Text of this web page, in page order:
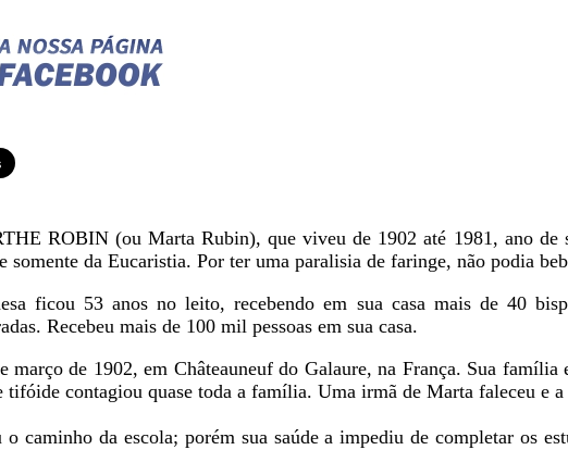
ROBIN (ou Marta Rubin), que viveu de 1902 até 1981, ano de
somente da Eucaristia. Por ter uma paralisia de faringe, não podia
ficou 53 anos no leito, recebendo em sua casa mais de 40
Recebeu mais de 100 mil pessoas em sua casa.
março de 1902, em Châteauneuf do Galaure, na França. Sua
tifóide contagiou quase toda a família. Uma irmã de Marta faleceu e
o caminho da escola; porém sua saúde a impediu de completar os